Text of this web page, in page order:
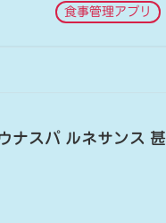
食事管理アプリ
ナスパ ルネサンス 甚